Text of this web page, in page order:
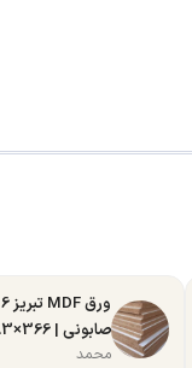
صابونی | 366×183
محمد